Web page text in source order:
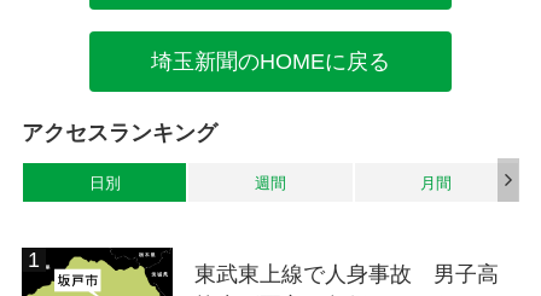
埼玉新聞のHOMEに戻る
アクセスランキング
日別 週間 月間
東武東上線で人身事故 男子高